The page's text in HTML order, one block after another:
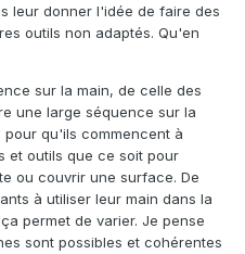
leur donner l'idée de faire des
outils non adaptés. Qu'en
sur la main, de celle des
une large séquence sur la
qu'ils commencent à
et outils que ce soit pour
ou couvrir une surface. De
à utiliser leur main dans la
permet de varier. Je pense
sont possibles et cohérentes